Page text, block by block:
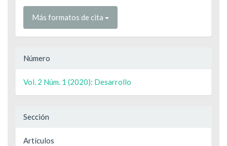
Más formatos de cita
Número
Vol. 2 Núm. 1 (2020): Desarrollo
Sección
Artículos